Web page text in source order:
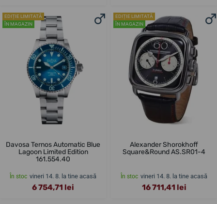
EDIȚIE LIMITATĂ
ÎN MAGAZIN
Davosa Ternos Automatic Blue
Lagoon Limited Edition
161.554.40
În stoc vineri 14. 8. la tine acasă
6 754,71 lei
EDIȚIE LIMITATĂ
ÎN MAGAZIN
Alexander Shorokhoff
Square&Round AS.SR01-4
În stoc vineri 14. 8. la tine acasă
16 711,41 lei